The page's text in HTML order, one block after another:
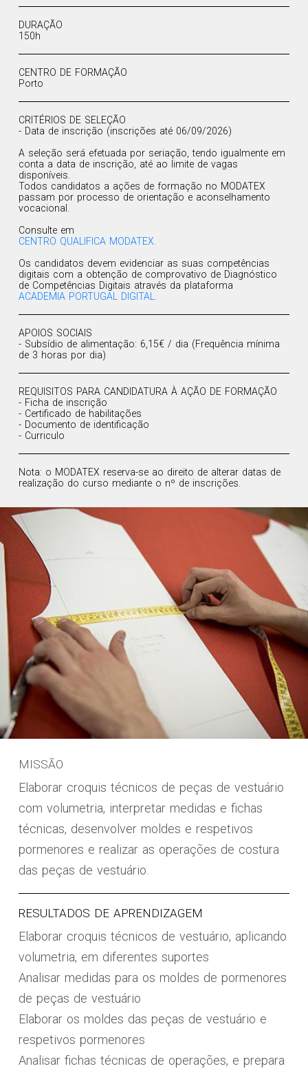
DURAÇÃO
150h
CENTRO DE FORMAÇÃO
Porto
CRITÉRIOS DE SELEÇÃO
- Data de inscrição (inscrições até 06/09/2026)
A seleção será efetuada por seriação, tendo igualmente em
conta a data de inscrição, até ao limite de vagas
disponíveis.
Todos candidatos a ações de formação no MODATEX
passam por processo de orientação e aconselhamento
vocacional.
Consulte em
CENTRO QUALIFICA MODATEX.
Os candidatos devem evidenciar as suas competências
digitais com a obtenção de comprovativo de Diagnóstico
de Competências Digitais através da plataforma
ACADEMIA PORTUGAL DIGITAL.
APOIOS SOCIAIS
- Subsídio de alimentação: 6,15€ / dia (Frequência mínima
de 3 horas por dia)
REQUISITOS PARA CANDIDATURA À AÇÃO DE FORMAÇÃO
- Ficha de inscrição
- Certificado de habilitações
- Documento de identificação
- Curriculo
Nota: o MODATEX reserva-se ao direito de alterar datas de
realização do curso mediante o nº de inscrições.
MISSÃO
Elaborar croquis técnicos de peças de vestuário
com volumetria, interpretar medidas e fichas
técnicas, desenvolver moldes e respetivos
pormenores e realizar as operações de costura
das peças de vestuário.
RESULTADOS DE APRENDIZAGEM
Elaborar croquis técnicos de vestuário, aplicando
volumetria, em diferentes suportes
Analisar medidas para os moldes de pormenores
de peças de vestuário
Elaborar os moldes das peças de vestuário e
respetivos pormenores
Analisar fichas técnicas de operações, e prepara